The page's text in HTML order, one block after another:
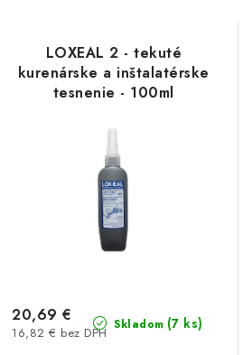
LOXEAL 2 - tekuté
kurenárske a inštalatérske
tesnenie - 100ml
Skladom (7 ks)
16,82 € bez DPH
20,69 €